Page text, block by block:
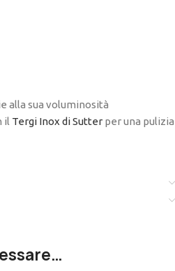
alla sua voluminosità
il Tergi Inox di Sutter per una pulizia